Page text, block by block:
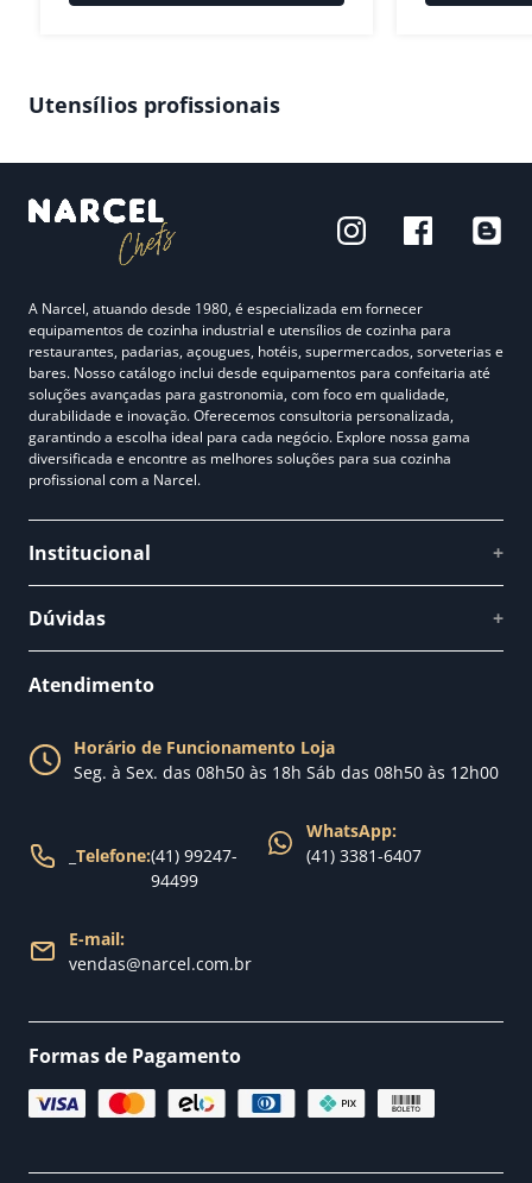
Utensílios profissionais
A Narcel, atuando desde 1980, é especializada em fornecer
equipamentos de cozinha industrial e utensílios de cozinha para
restaurantes, padarias, açougues, hotéis, supermercados, sorveterias e
bares. Nosso catálogo inclui desde equipamentos para confeitaria até
soluções avançadas para gastronomia, com foco em qualidade,
durabilidade e inovação. Oferecemos consultoria personalizada,
garantindo a escolha ideal para cada negócio. Explore nossa gama
diversificada e encontre as melhores soluções para sua cozinha
profissional com a Narcel.
Institucional +
Fale conosco
Nossa loja
Dúvidas +
Política de Trocas
Política de Entrega
Atendimento
Horário de Funcionamento Loja
Seg. à Sex. das 08h50 às 18h Sáb das 08h50 às 12h00
Telefone:(41) 99247-
94499
WhatsApp:
(41) 3381-6407
E-mail:
vendas@narcel.com.br
Formas de Pagamento